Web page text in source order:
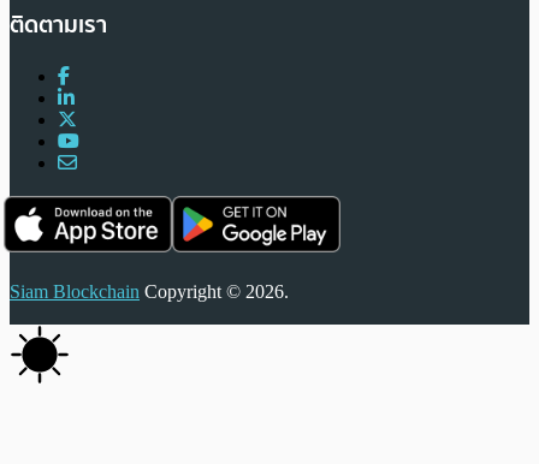
ติดตามเรา
Siam Blockchain Copyright © 2026.